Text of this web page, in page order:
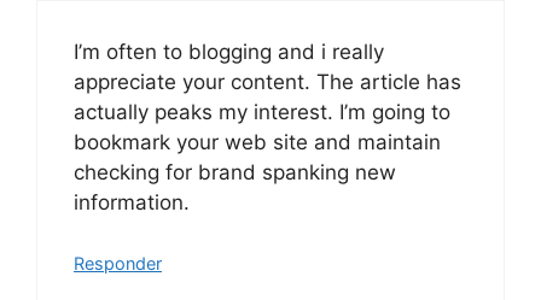
I’m often to blogging and i really
appreciate your content. The article has
actually peaks my interest. I’m going to
bookmark your web site and maintain
checking for brand spanking new
information.
Responder